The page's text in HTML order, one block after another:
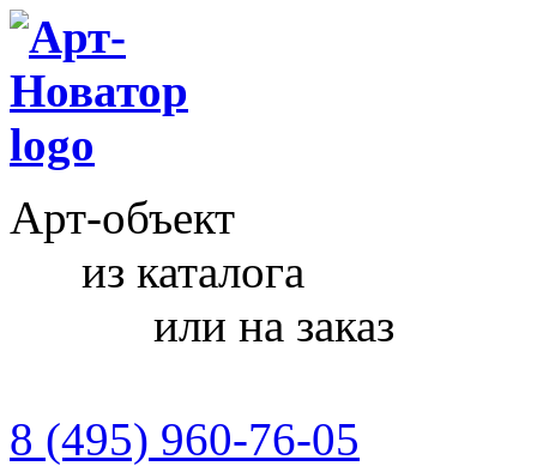
Арт-объект
из каталога
или на заказ
8 (495) 960-76-05